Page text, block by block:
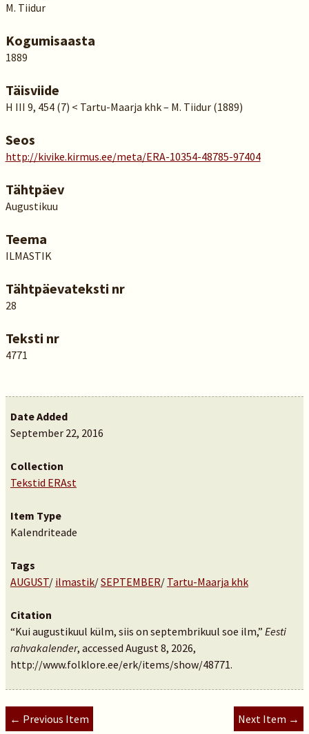
M. Tiidur
Kogumisaasta
1889
Täisviide
H III 9, 454 (7) < Tartu-Maarja khk – M. Tiidur (1889)
Seos
http://kivike.kirmus.ee/meta/ERA-10354-48785-97404
Tähtpäev
Augustikuu
Teema
ILMASTIK
Tähtpäevateksti nr
28
Teksti nr
4771
Date Added
September 22, 2016
Collection
Tekstid ERAst
Item Type
Kalendriteade
Tags
AUGUST/ ilmastik/SEPTEMBER/ Tartu-Maarja khk
Citation
“Kui augustikuul külm, siis on septembrikuul soe ilm,” Eesti
rahvakalender, accessed August 8, 2026,
http://www.folklore.ee/erk/items/show/48771.
← Previous Item Next Item →